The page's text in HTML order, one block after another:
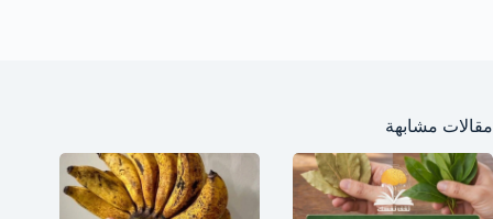
مقالات مشابهة